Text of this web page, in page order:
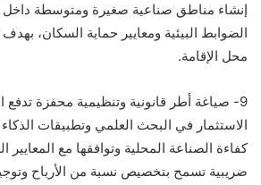
إنشاء مناطق صناعية صغيرة ومتوسطة داخل
الضوابط البيئية ومعايير حماية السكان،
محل الإقامة.
9- صياغة أطر قانونية وتنظيمية محفزة
الاستثمار في البحث العلمي وتطبيقات
كفاءة الصناعة المحلية وتوافقها مع المعايير
ضريبية تسمح بتخصيص نسبة من الأرباح